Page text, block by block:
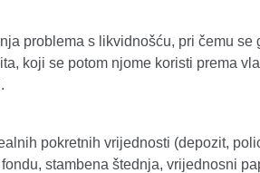
problema s likvidnošću, pri čemu se
koji se potom njome koristi prema
pokretnih vrijednosti (depozit,
stambena štednja, vrijednosni